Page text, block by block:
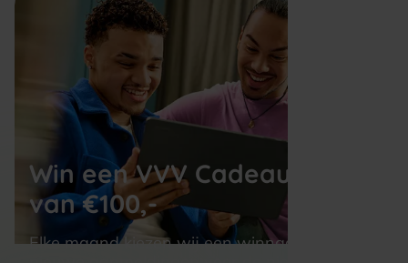
Win een VVV Cadeaukaart
van €100,-
Elke maand kiezen wij een winnaar uit alle